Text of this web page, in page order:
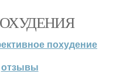
похудение
отзывы